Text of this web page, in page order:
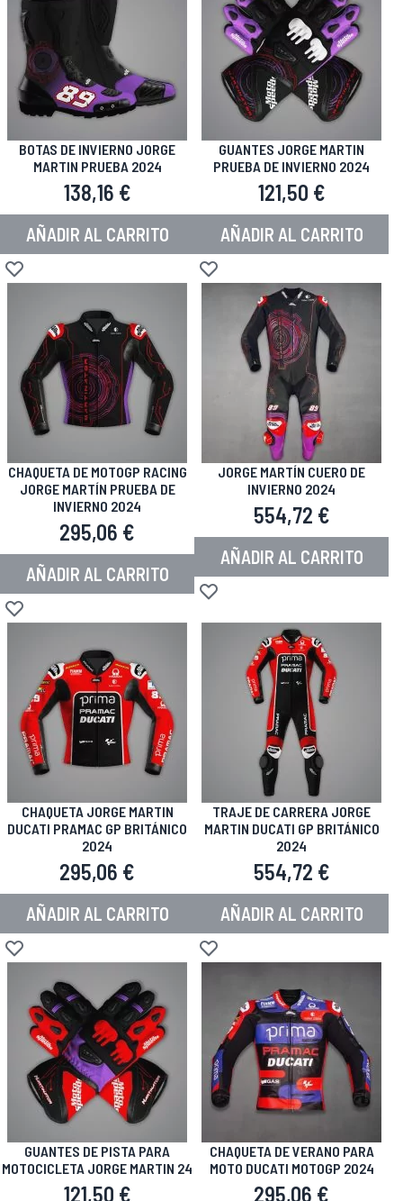
BOTAS DE INVIERNO JORGE
MARTIN PRUEBA 2024
138,16 €
AÑADIR AL CARRITO
Añadir a la Lista de Deseos
GUANTES JORGE MARTIN
PRUEBA DE INVIERNO 2024
121,50 €
AÑADIR AL CARRITO
Añadir a la Lista de Deseos
CHAQUETA DE MOTOGP RACING
JORGE MARTÍN PRUEBA DE
INVIERNO 2024
295,06 €
AÑADIR AL CARRITO
Añadir a la Lista de Deseos
JORGE MARTÍN CUERO DE
INVIERNO 2024
554,72 €
AÑADIR AL CARRITO
Añadir a la Lista de Deseos
CHAQUETA JORGE MARTIN
DUCATI PRAMAC GP BRITÁNICO
2024
295,06 €
AÑADIR AL CARRITO
Añadir a la Lista de Deseos
TRAJE DE CARRERA JORGE
MARTIN DUCATI GP BRITÁNICO
2024
554,72 €
AÑADIR AL CARRITO
Añadir a la Lista de Deseos
GUANTES DE PISTA PARA
MOTOCICLETA JORGE MARTIN 24
121,50 €
CHAQUETA DE VERANO PARA
MOTO DUCATI MOTOGP 2024
295,06 €